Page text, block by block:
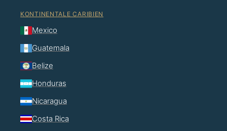
KONTINENTALE CARIBIEN
Mexico
Guatemala
Belize
Honduras
Nicaragua
Costa Rica